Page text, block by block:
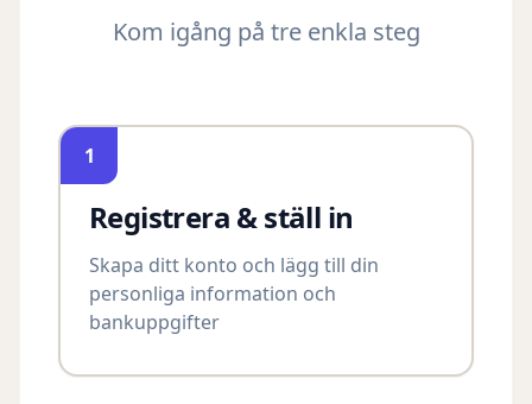
Kom igång på tre enkla steg
1
Registrera & ställ in
Skapa ditt konto och lägg till din
personliga information och
bankuppgifter